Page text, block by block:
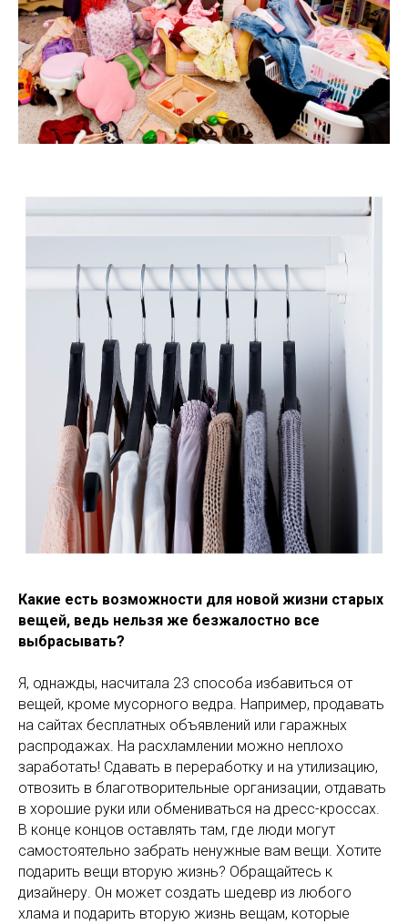
Какие есть возможности для новой жизни старых
вещей, ведь нельзя же безжалостно все
выбрасывать?
Я, однажды, насчитала 23 способа избавиться от
вещей, кроме мусорного ведра. Например, продавать
на сайтах бесплатных объявлений или гаражных
распродажах. На расхламлении можно неплохо
заработать! Сдавать в переработку и на утилизацию,
отвозить в благотворительные организации, отдавать
в хорошие руки или обмениваться на дресс-кроссах.
В конце концов оставлять там, где люди могут
самостоятельно забрать ненужные вам вещи. Хотите
подарить вещи вторую жизнь? Обращайтесь к
дизайнеру. Он может создать шедевр из любого
хлама и подарить вторую жизнь вещам, которые